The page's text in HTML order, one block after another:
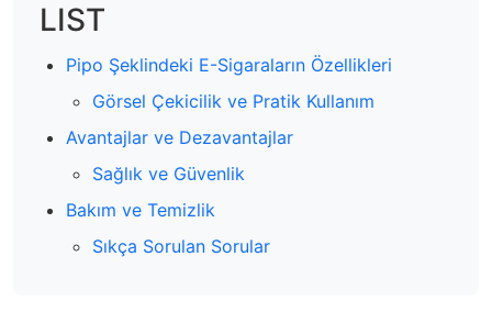
LIST
Pipo Şeklindeki E-Sigaraların Özellikleri
Görsel Çekicilik ve Pratik Kullanım
Avantajlar ve Dezavantajlar
Sağlık ve Güvenlik
Bakım ve Temizlik
Sıkça Sorulan Sorular